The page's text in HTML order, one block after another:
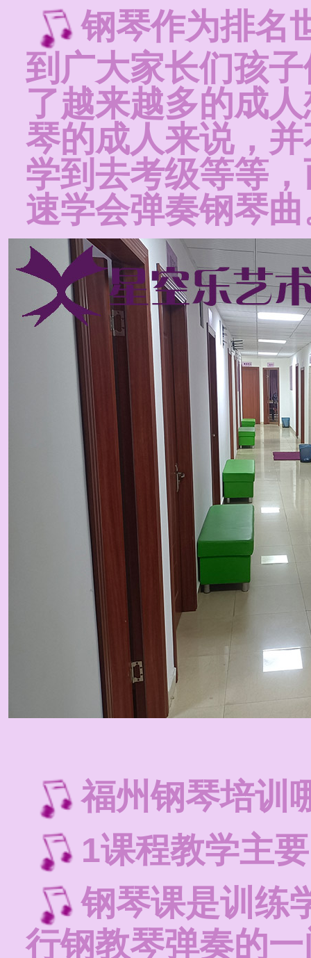
钢琴作为排名
到广大家长们孩
了越来越多的成
琴的成人来说，
学到去考级等等
速学会弹奏钢琴
福州钢琴培训
1课程教学主
钢琴课是训练
行钢教琴弹奏的